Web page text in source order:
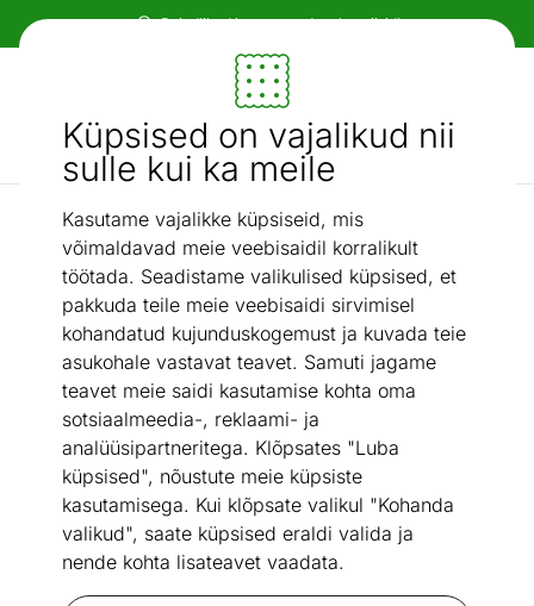
Küpsised on vajalikud nii
sulle kui ka meile
Kasutame vajalikke küpsiseid, mis
võimaldavad meie veebisaidil korralikult
töötada. Seadistame valikulised küpsised, et
pakkuda teile meie veebisaidi sirvimisel
kohandatud kujunduskogemust ja kuvada teie
asukohale vastavat teavet. Samuti jagame
teavet meie saidi kasutamise kohta oma
sotsiaalmeedia-, reklaami- ja
analüüsipartneritega. Klõpsates "Luba
küpsised", nõustute meie küpsiste
kasutamisega. Kui klõpsate valikul "Kohanda
valikud", saate küpsised eraldi valida ja
nende kohta lisateavet vaadata.
Paindlikud ja mugavad makseviisid!
Mööbel ja sisustus - ON24
Otsi...
AI otsing
Kirjutuslauad / Kirjutuslaud